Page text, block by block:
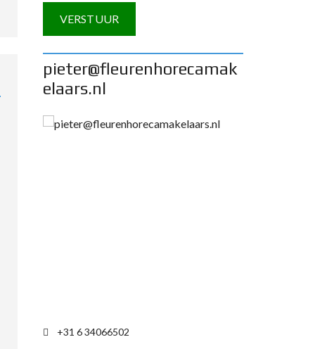
l
t
r
pieter@fleurenhorecamak
elaars.nl
+31 6 34066502